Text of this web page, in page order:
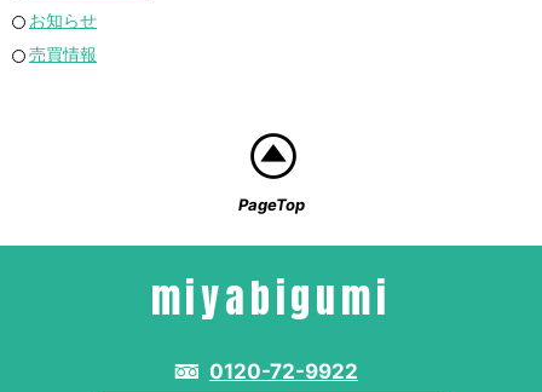
お知らせ
売買情報
PageTop
miyabigumi
0120-72-9922